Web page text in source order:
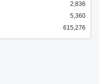
2,836
5,360
615,276